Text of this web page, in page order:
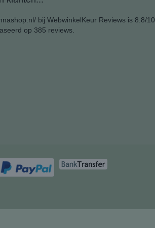
bij WebwinkelKeur Reviewsis 8.8/10
op 385 reviews.